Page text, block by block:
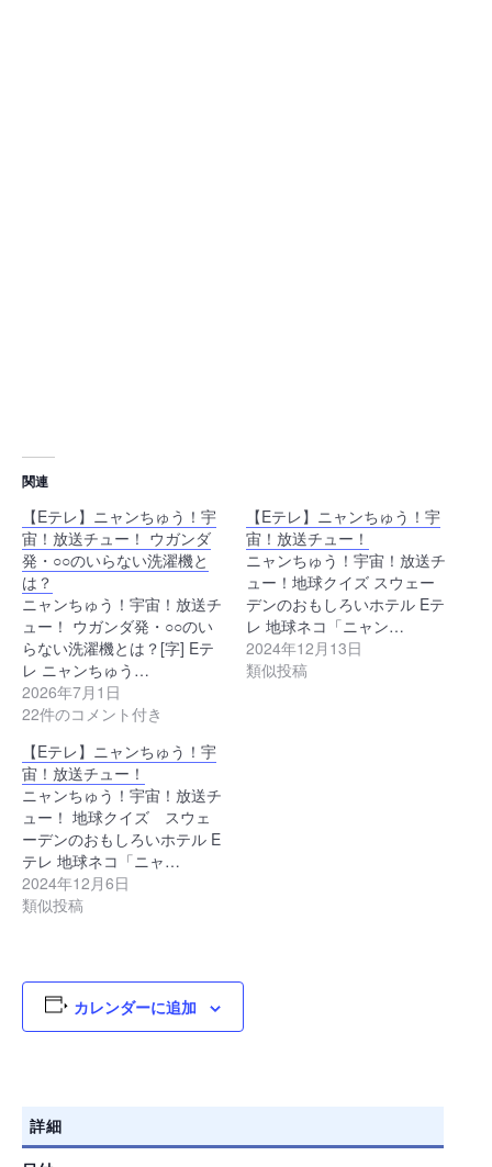
関連
【Eテレ】ニャンちゅう！宇
宙！放送チュー！ ウガンダ
発・○○のいらない洗濯機と
は？
ニャンちゅう！宇宙！放送チ
ュー！ ウガンダ発・○○のい
らない洗濯機とは？[字] Eテ
レ ニャンちゅう…
2026年7月1日
22件のコメント付き
【Eテレ】ニャンちゅう！宇
宙！放送チュー！
ニャンちゅう！宇宙！放送チ
ュー！地球クイズ スウェー
デンのおもしろいホテル Eテ
レ 地球ネコ「ニャン…
2024年12月13日
類似投稿
【Eテレ】ニャンちゅう！宇
宙！放送チュー！
ニャンちゅう！宇宙！放送チ
ュー！ 地球クイズ スウェ
ーデンのおもしろいホテル E
テレ 地球ネコ「ニャ…
2024年12月6日
類似投稿
カレンダーに追加
詳細